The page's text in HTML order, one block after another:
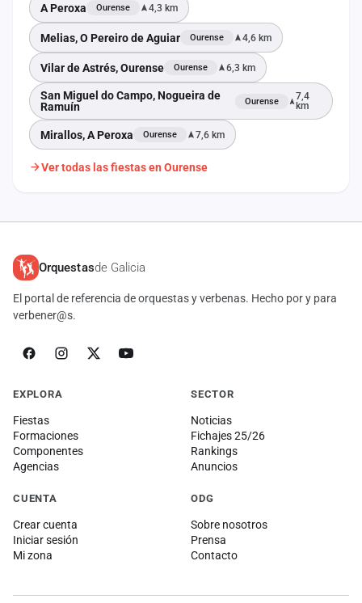
A Peroxa Ourense 4,3 km
Melias, O Pereiro de Aguiar Ourense 4,6 km
Vilar de Astrés, Ourense Ourense 6,3 km
San Miguel do Campo, Nogueira de
Ramuín
Ourense
7,4
km
Mirallos, A Peroxa Ourense 7,6 km
Ver todas las fiestas en Ourense
Orquestasde Galicia
El portal de referencia de orquestas y verbenas. Hecho por y para
verbener@s.
EXPLORA
Fiestas
Formaciones
Componentes
Agencias
SECTOR
Noticias
Fichajes 25/26
Rankings
Anuncios
CUENTA
Crear cuenta
Iniciar sesión
Mi zona
ODG
Sobre nosotros
Prensa
Contacto